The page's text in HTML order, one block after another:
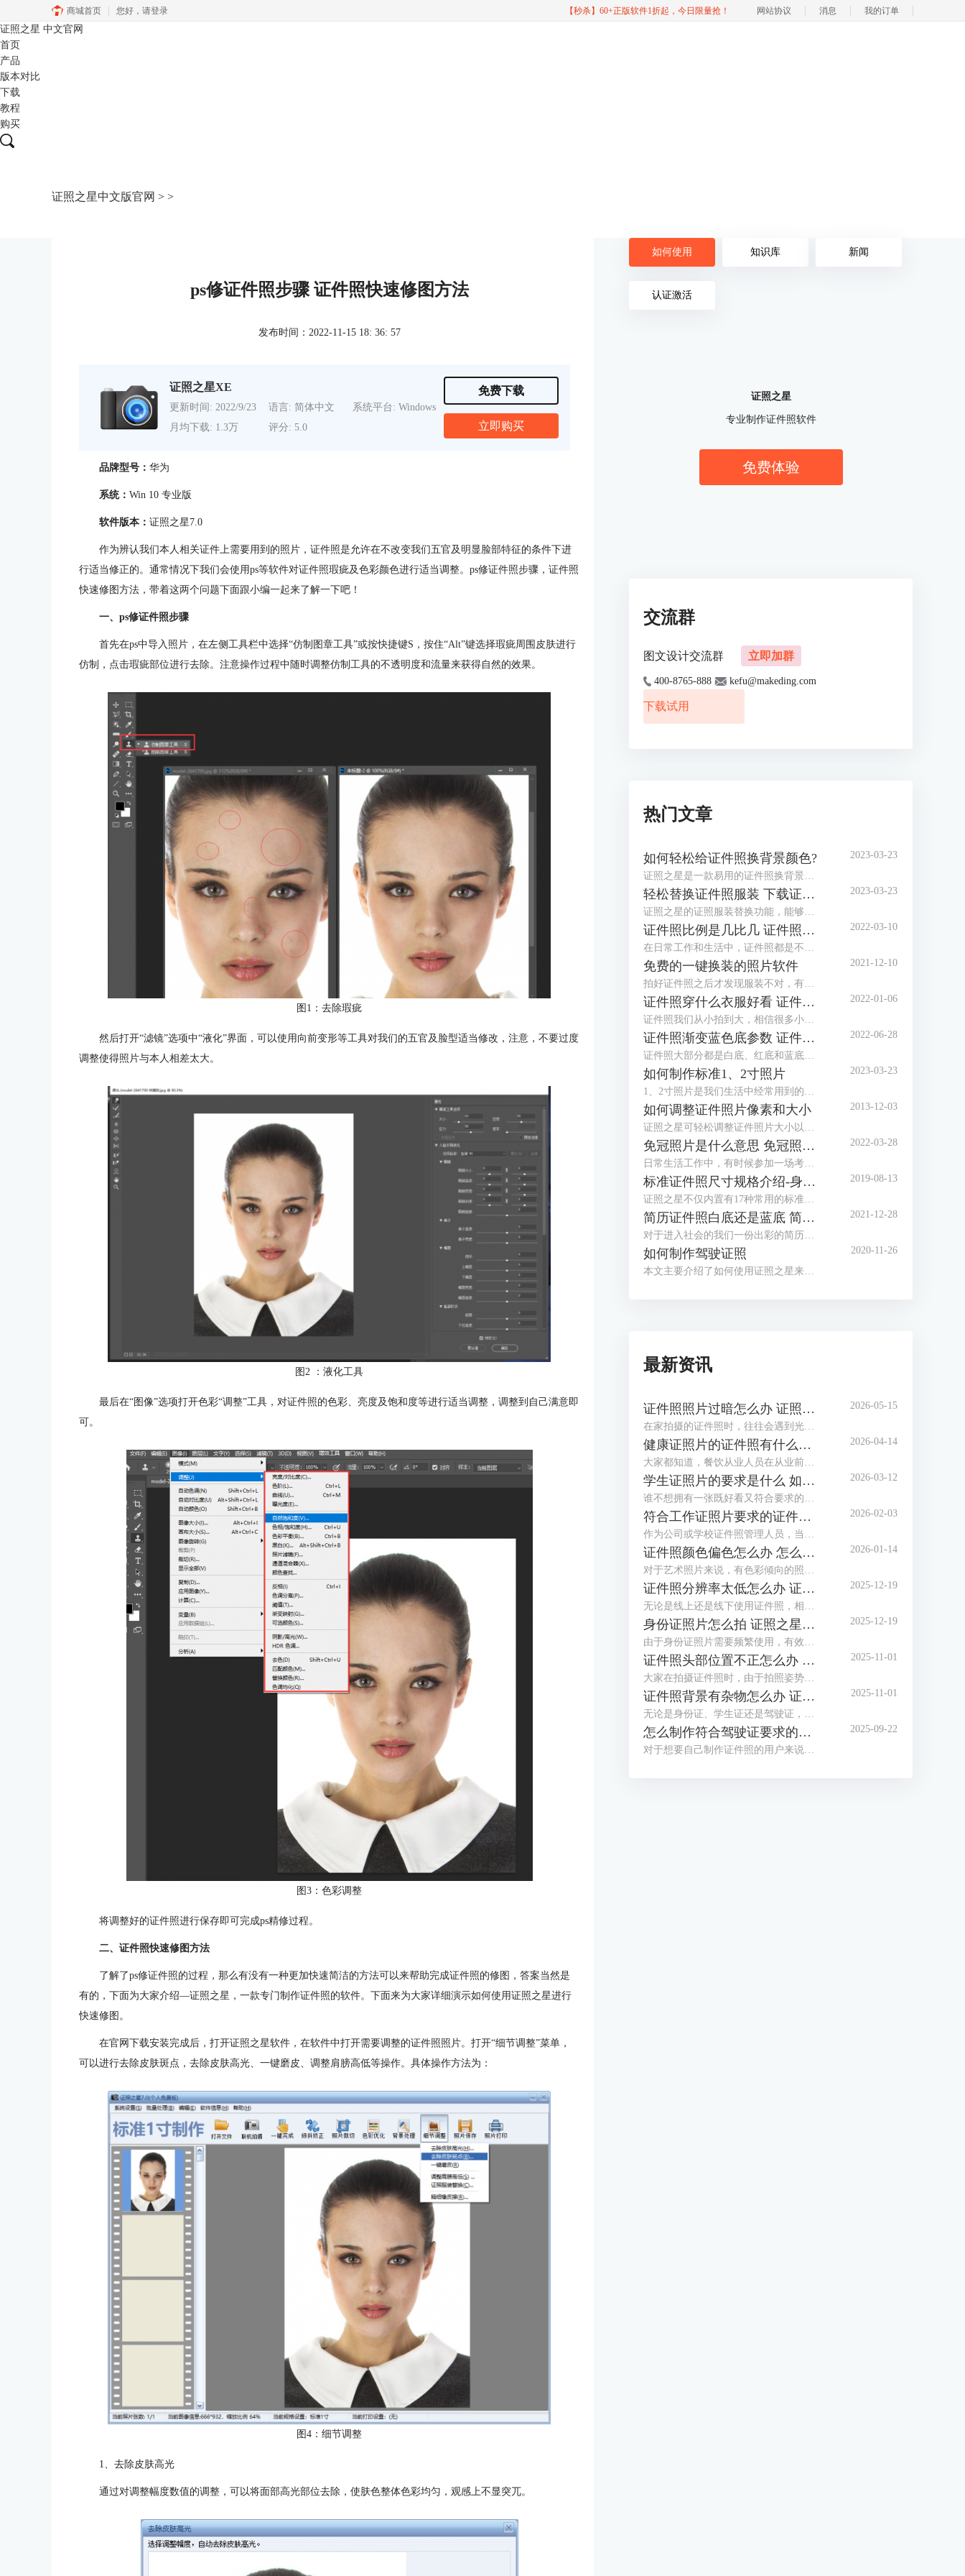
商城首页 您好， 请登录 【秒杀】60+正版软件1折起，今日限量抢！ 网站协议 消息 我的订单
证照之星 中文官网
首页
产品
版本对比
下载
教程
购买
证照之星中文版官网 > >
ps修证件照步骤 证件照快速修图方法
发布时间：2022-11-15 18: 36: 57
证照之星XE
更新时间: 2022/9/23 语言: 简体中文
系统平台: Windows
月均下载: 1.3万
评分: 5.0
免费下载
立即购买
品牌型号： 华为
系统： Win 10 专业版
软件版本： 证照之星7.0
作为辨认我们本人相关证件上需要用到的照片，证件照是允许在不改变我们五官及明显脸部特征的条件下进
行适当修正的。通常情况下我们会使用ps等软件对证件照瑕疵及色彩颜色进行适当调整。ps修证件照步骤，证件照
快速修图方法，带着这两个问题下面跟小编一起来了解一下吧！
一、ps修证件照步骤
首先在ps中导入照片，在左侧工具栏中选择“仿制图章工具”或按快捷键S，按住“Alt”键选择瑕疵周围皮肤进行
仿制，点击瑕疵部位进行去除。注意操作过程中随时调整仿制工具的不透明度和流量来获得自然的效果。
图1：去除瑕疵
然后打开“滤镜”选项中“液化”界面，可以使用向前变形等工具对我们的五官及脸型适当修改，注意，不要过度
调整使得照片与本人相差太大。
图2 ：液化工具
最后在“图像”选项打开色彩“调整”工具，对证件照的色彩、亮度及饱和度等进行适当调整，调整到自己满意即
可。
图3：色彩调整
将调整好的证件照进行保存即可完成ps精修过程。
二、证件照快速修图方法
了解了ps修证件照的过程，那么有没有一种更加快速简洁的方法可以来帮助完成证件照的修图，答案当然是
有的，下面为大家介绍—证照之星，一款专门制作证件照的软件。下面来为大家详细演示如何使用证照之星进行
快速修图。
在官网下载安装完成后，打开证照之星软件，在软件中打开需要调整的证件照照片。打开“细节调整”菜单，
可以进行去除皮肤斑点，去除皮肤高光、一键磨皮、调整肩膀高低等操作。具体操作方法为：
图4：细节调整
1、去除皮肤高光
通过对调整幅度数值的调整，可以将面部高光部位去除，使肤色整体色彩均匀，观感上不显突兀。
如何使用 知识库 新闻
认证激活
证照之星
专业制作证件照软件
免费体验
交流群
图文设计交流群 立即加群
400-8765-888 kefu@makeding.com
下载试用
热门文章
如何轻松给证件照换背景颜色?
证照之星是一款易用的证件照换背景软件，协助你方便快捷处理证件照片。 “一键裁剪”，“自动纠正倾斜”，“轻松换背景”等功能让你在几秒钟内完成证件照的处理编辑。
2023-03-23
轻松替换证件照服装 下载证件照服装模板
证照之星的证照服装替换功能，能够将普通便装照片替换成符合证件照要求的正装证件照片。
2023-03-23
证件照比例是几比几 证件照比例怎么修改
在日常工作和生活中，证件照都是不可或缺的，而证件照的比例和尺寸又都不相同，那么你知道，证件照比例是几比几，证件照比例怎么修改，今天小编就和大家分享一下。
2022-03-10
免费的一键换装的照片软件
拍好证件照之后才发现服装不对，有没有免费的一键换装的照片软件？这种棘手的任务，交给证件照工具就对了！证件照工具内置多款正装、西服模板，可以很好地满足换装的需求。
2021-12-10
证件照穿什么衣服好看 证件照衣服素材
证件照我们从小拍到大，相信很多小伙伴都发现了几乎每个照相馆都会准备两套衣服，有时候会叫我们换上他们准备的衣服拍摄。一般这种情况都是因为我们拍摄的时候穿的衣服不对，最常见的问题就是颜色与拍摄的背景色太相似，所以需要换装。那么今天就来给大家讲讲拍证件照穿什么衣服好看以及有哪些证件照衣服素材。
2022-01-06
证件照渐变蓝色底参数 证件照渐变蓝背景怎么设置
证件照大部分都是白底、红底和蓝底，但还有一种是渐变蓝色底，有时候单位会特别指定证件照要用渐变蓝色底，那么，证件照渐变蓝色底参数是多少呢？证件照渐变蓝背景怎么设置？下面就跟着小编一起来看看吧。
2022-06-28
如何制作标准1、2寸照片
1、2寸照片是我们生活中经常用到的照片，本文主要介绍了如何使用证照之星来制作标准的1、2寸照片，包括规格设置、裁剪照片、色彩修正、背景处理等。
2023-03-23
如何调整证件照片像素和大小
证照之星可轻松调整证件照片大小以及证件照片的像素，让照片制作调整简单就能够完成。
2013-12-03
免冠照片是什么意思 免冠照片是什么底
日常生活工作中，有时候参加一场考试或者办理一个证件都需要本人的免冠照片，那么，免冠照片是什么意思，免冠照片是什么底，这些你知道吗？今天小编就和大家分享一下。
2022-03-28
标准证件照尺寸规格介绍-身份证，护照，美国签证
证照之星不仅内置有17种常用的标准证件照规格模板，还可以自定义设置任意标准证件照尺寸规格，能够支持所有的标准证件照尺寸规格的制作处理。
2019-08-13
简历证件照白底还是蓝底 简历证件照尺寸一般多大
对于进入社会的我们一份出彩的简历是我们找一份满意的工作的前提，在简历中除了让HR关注的个人履历介绍外，就属简历证件照更能体现一个人的精神面貌，那么，我们在制作简历时，简历证件照是放白底还是蓝底呢？简历证件照尺寸一般多大呢？
2021-12-28
如何制作驾驶证照
本文主要介绍了如何使用证照之星来制作驾驶证照片，详细介绍了从照片导入、照片修改到最后打印出标准驾驶证照的步骤。
2020-11-26
最新资讯
证件照照片过暗怎么办 证照之星软件如何调整照片亮度
在家拍摄的证件照时，往往会遇到光线不足、光线不均匀等情况，拍摄出的证件照照片会偏暗，面部也不够清晰，甚至出现黑脸照，这类照片是不能作为证件照投入使用的。这个时候该怎么调整照片，让证件照画面更明亮通透呢？这篇文章就告诉大家证件照照片过暗怎么办，证照之星软件如何调整照片亮度。
2026-05-15
健康证照片的证件照有什么要求 证照之星软件如何制作满足健康证标准的照片
大家都知道，餐饮从业人员在从业前都必须办理一张健康证。在办理健康证时，如果不想让办证处在现场拍摄照片，可以自行提供标准的健康证照片，那么普通人如何制作满足健康证要求的照片呢？下面就向大家介绍健康证照片的证件照有什么要求，证照之星软件如何制作满足健康证标准的照片。
2026-04-14
学生证照片的要求是什么 如何用证照之星软件调整照片比例以满足学校要求
谁不想拥有一张既好看又符合要求的学生证照片呢？到了开学季，学校又开始催收证件照了。如果对照相馆拍摄的证件照不满意，还可以自己在家制作证件照，只需了解学生证件照要求后，下载专业的证件照制作软件制作，还省了去照相馆的费用。这篇文章就告诉大家学生证照片的要求是什么，如何用证照之星软件调整照片比例以满足学校要求。
2026-03-12
符合工作证照片要求的证件照怎么做 证照之星软件如何批量生成工作证照片
作为公司或学校证件照管理人员，当有海量电子证件照需要制作与整理时，还在一张一张地用PS修图吗？证件照需要一张张拍，拍摄好后却不必一张张处理，浪费时间不说，还给自己增加了许多的工作量，使用专业软件批量生成证件照就方便多了。这篇文章就告诉大家符合工作证照片要求的证件照怎么做，证照之星软件如何批量生成工作证照片。
2026-02-03
证件照颜色偏色怎么办 怎么用证照之星软件校正照片色彩
对于艺术照片来说，有色彩倾向的照片别具风格，但对于证件照来说，色彩冷暖明显或照片发灰发暗，是无法满足标准证件照要求并投入使用的，需要给照片进行色彩校正。这篇文章就告诉大家证件照颜色偏色怎么办，怎么用证照之星软件校正照片色彩。
2026-01-14
证件照分辨率太低怎么办 证照之星软件怎么提高照片的分辨率
无论是线上还是线下使用证件照，相应的系统和平台对证件照的清晰度都有要求，分辨率低、照片模糊，这些都会影响证件照的审核通过率，若不想重拍，可借助专业软件提升分辨率。这篇文章就告诉大家证件照分辨率太低怎么办，证照之星软件怎么提高照片的分辨率。
2025-12-19
身份证照片怎么拍 证照之星软件如何制作身份证照片
由于身份证照片需要频繁使用，有效期也较长，大家都想拍摄一张好看的身份证照，但办证处拍摄的身份证照却总不尽如人意，那么怎么拍摄让自己满意的身份证照呢？这篇文章就告诉大家身份证照片怎么拍，证照之星软件如何制作身份证照片。
2025-12-19
证件照头部位置不正怎么办 证照之星怎么校正照片头部位置
大家在拍摄证件照时，由于拍照姿势调整不到位，总是有轻微的歪头和斜肩现象，影响证件照美观，后期处理也比较困难。那么当证件照头部位置不正时，该怎么正确调整呢？这篇文章就告诉大家证件照头部位置不正怎么办，证照之星怎么校正照片头部位置。
2025-11-01
证件照背景有杂物怎么办 证照之星软件如何智能去除背景杂物
无论是身份证、学生证还是驾驶证，都需要一张符合证件场景使用要求的证件照，制作标准证件照，离不开干净清晰的背景，当在家拍的证件照背景有太多杂物，达不到要求时，需要借助软件进行修改。这篇文章就告诉大家证件照背景有杂物怎么办，证照之星软件如何智能去除背景杂物。
2025-11-01
怎么制作符合驾驶证要求的照片 证照之星软件如何自动裁剪照片至驾驶证尺寸
对于想要自己制作证件照的用户来说，难点不在于技术，而在于拥有合适的工具，有了好的证件照拍摄工具与专业又简便的证件照制作软件，小白也能轻松制作证件照。这篇文章就告诉大家怎么制作符合驾驶证要求的照片，证照之星软件如何自动裁剪照片至驾驶证尺寸。
2025-09-22